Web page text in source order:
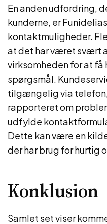
En anden udfordring,
kunderne, er
kontaktmuligheder.
at det har været svært
virksomheden for at
spørgsmål.
tilgængelig via
rapporteret om
udfylde
Dette kan være en
der har brug for hurtig
Konklusion
Samlet set viser